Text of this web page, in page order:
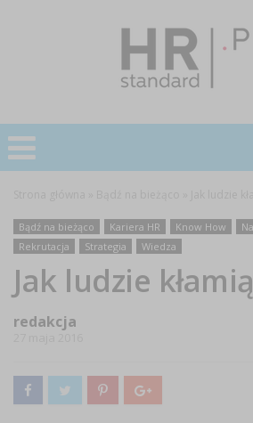
Bądź na bieżąco Kariera HR Know How
Rekrutacja
Strategia Wiedza
Jak ludzie
redakcja